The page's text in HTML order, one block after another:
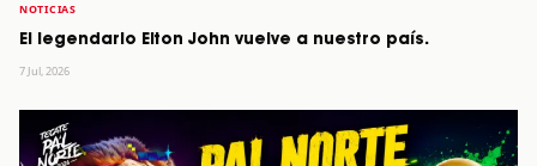
NOTICIAS
El legendario Elton John vuelve a nuestro país.
7 Jul, 2026